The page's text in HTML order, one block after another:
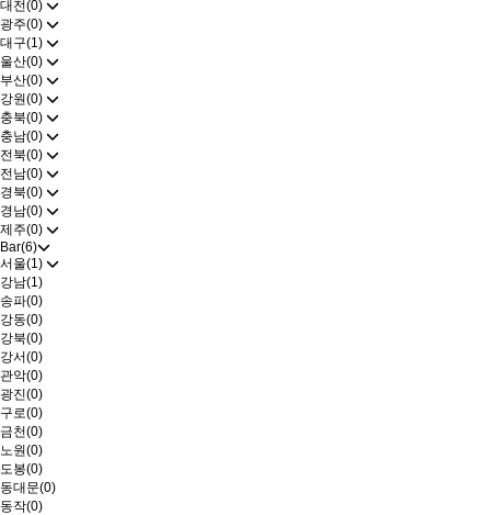
대전(0)
광주(0)
대구(1)
울산(0)
부산(0)
강원(0)
충북(0)
충남(0)
전북(0)
전남(0)
경북(0)
경남(0)
제주(0)
Bar(6)
서울(1)
강남(1)
송파(0)
강동(0)
강북(0)
강서(0)
관악(0)
광진(0)
구로(0)
금천(0)
노원(0)
도봉(0)
동대문(0)
동작(0)